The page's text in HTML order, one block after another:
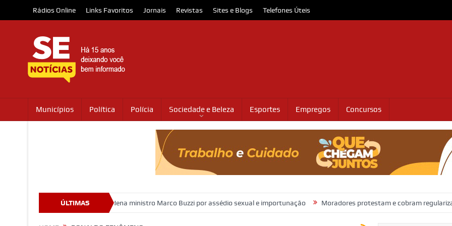
Rádios Online Links Favoritos Jornais Revistas Sites e Blogs Telefones Úteis
Municípios Política Polícia Sociedade e Beleza Esportes Empregos Concursos
ÚLTIMAS
STJ condena ministro Marco Buzzi por assédio sexual e importunação Moradores protestam e cobram regularização de